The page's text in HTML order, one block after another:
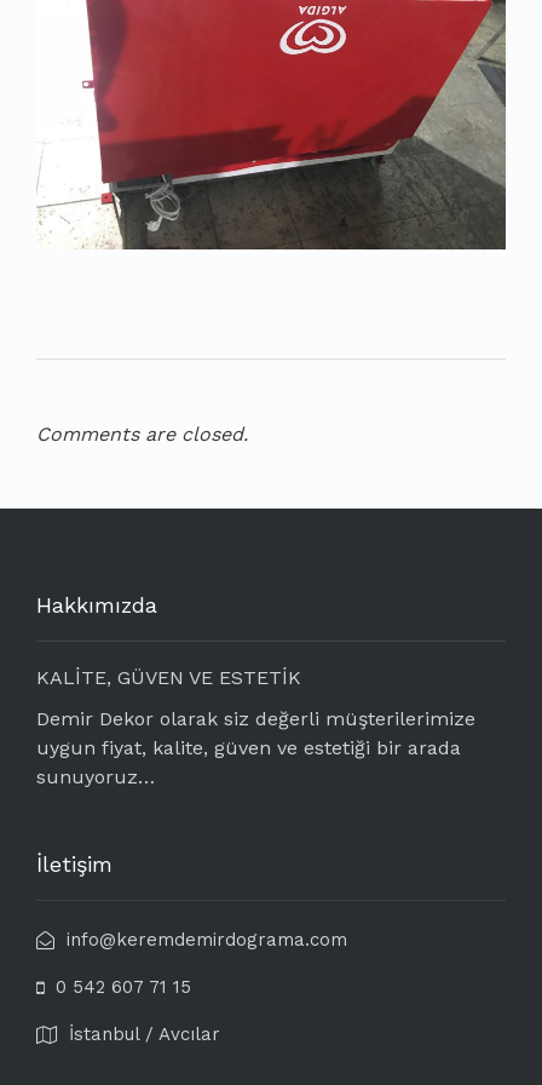
Comments are closed.
Hakkımızda
KALİTE, GÜVEN VE ESTETİK
Demir Dekor olarak siz değerli müşterilerimize
uygun fiyat, kalite, güven ve estetiği bir arada
sunuyoruz…
İletişim
info@keremdemirdograma.com
0 542 607 71 15
İstanbul / Avcılar